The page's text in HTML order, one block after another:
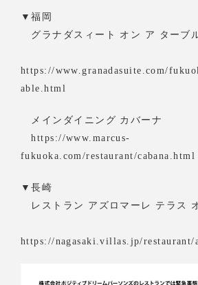
▼福岡
グラナダスィート オン ア ターブ
https://www.granadasuite.com/
able.html
メインダイニング カバーナ
https://www.marcus-
fukuoka.com/restaurant/cabana.html
▼長崎
レストラン アズロマーレ テラス
https://nagasaki.villas.jp/restaurant/